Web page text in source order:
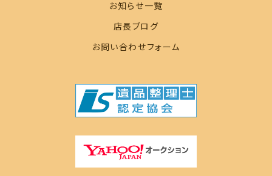
お知らせ一覧
店長ブログ
お問い合わせフォーム